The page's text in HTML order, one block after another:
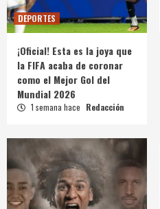
DEPORTES
¡Oficial! Esta es la joya que
la FIFA acaba de coronar
como el Mejor Gol del
Mundial 2026
1 semana hace Redacción